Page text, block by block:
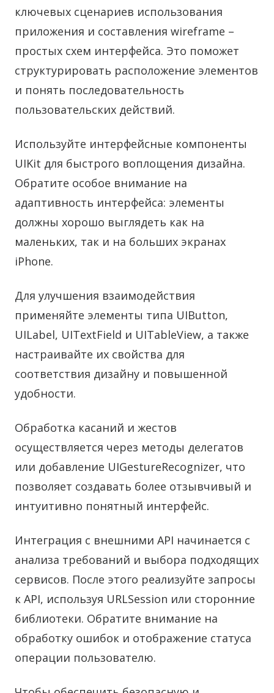
ключевых сценариев использования
приложения и составления wireframe –
простых схем интерфейса. Это поможет
структурировать расположение элементов
и понять последовательность
пользовательских действий.
Используйте интерфейсные компоненты
UIKit для быстрого воплощения дизайна.
Обратите особое внимание на
адаптивность интерфейса: элементы
должны хорошо выглядеть как на
маленьких, так и на больших экранах
iPhone.
Для улучшения взаимодействия
применяйте элементы типа UIButton,
UILabel, UITextField и UITableView, а также
настраивайте их свойства для
соответствия дизайну и повышенной
удобности.
Обработка касаний и жестов
осуществляется через методы делегатов
или добавление UIGestureRecognizer, что
позволяет создавать более отзывчивый и
интуитивно понятный интерфейс.
Интеграция с внешними API начинается с
анализа требований и выбора подходящих
сервисов. После этого реализуйте запросы
к API, используя URLSession или сторонние
библиотеки. Обратите внимание на
обработку ошибок и отображение статуса
операции пользователю.